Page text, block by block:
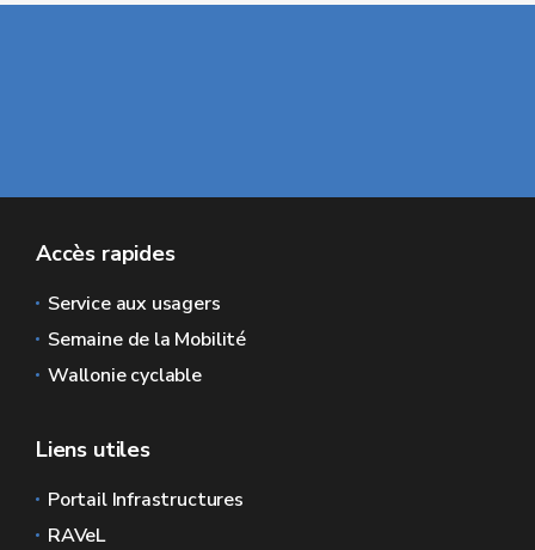
Accès rapides
Service aux usagers
Semaine de la Mobilité
Wallonie cyclable
Liens utiles
Portail Infrastructures
RAVeL